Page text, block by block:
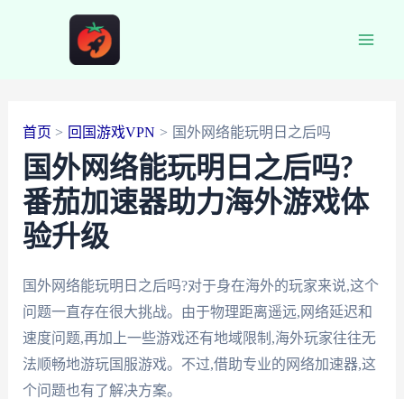
首页 回国游戏VPN 国外网络能玩明日之后吗
国外网络能玩明日之后吗?
番茄加速器助力海外游戏体
验升级
国外网络能玩明日之后吗?对于身在海外的玩家来说,这个
问题一直存在很大挑战。由于物理距离遥远,网络延迟和
速度问题,再加上一些游戏还有地域限制,海外玩家往往无
法顺畅地游玩国服游戏。不过,借助专业的网络加速器,这
个问题也有了解决方案。